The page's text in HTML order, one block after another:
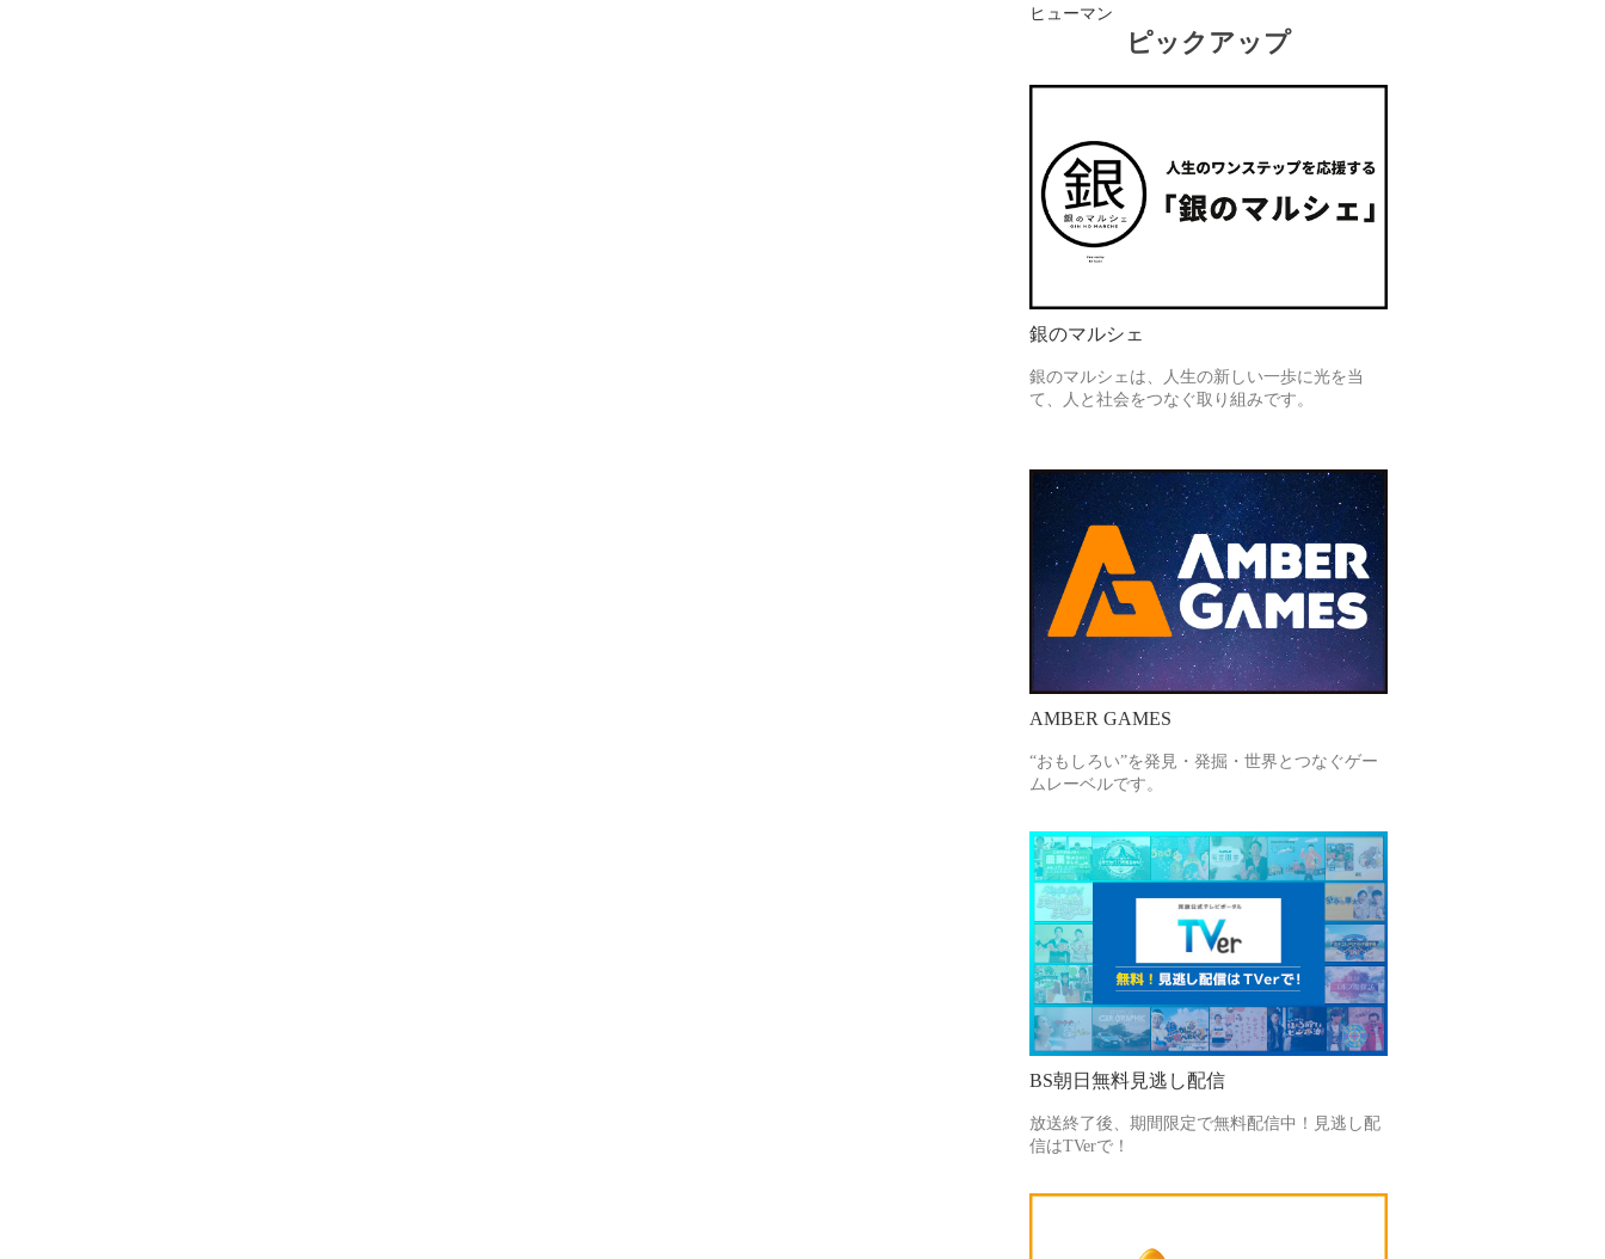
ヒューマン
ピックアップ
銀のマルシェ
銀のマルシェは、人生の新しい一歩に光を当
て、人と社会をつなぐ取り組みです。
AMBER GAMES
“おもしろい”を発見・発掘・世界とつなぐゲー
ムレーベルです。
BS朝日無料見逃し配信
放送終了後、期間限定で無料配信中！見逃し配
信はTVerで！